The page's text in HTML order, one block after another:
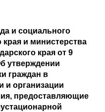
и социального
края и министерства
края от 9
утверждении
граждан в
и организации
предоставляющие